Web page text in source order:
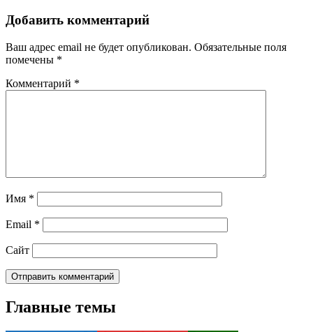
Добавить комментарий
Ваш адрес email не будет опубликован. Обязательные поля
помечены *
Комментарий *
Имя *
Email *
Сайт
Главные темы